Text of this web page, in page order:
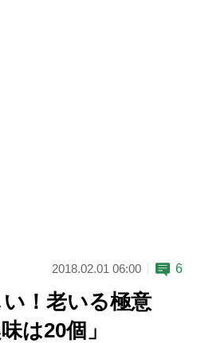
2018.02.01 06:00 6
！老いる極意
は20個」